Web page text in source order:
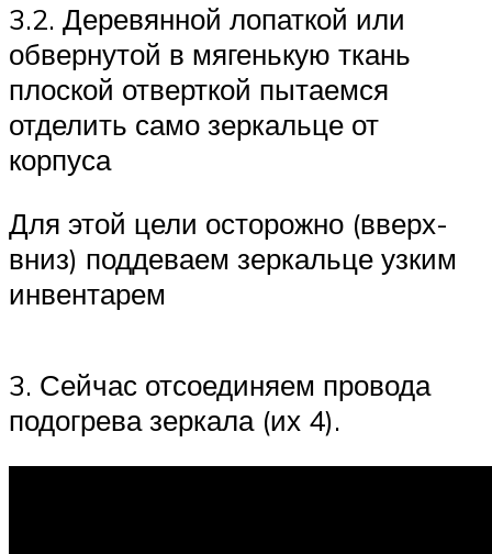
3.2. Деревянной лопаткой или
обвернутой в мягенькую ткань
плоской отверткой пытаемся
отделить само зеркальце от
корпуса
Для этой цели осторожно (вверх-
вниз) поддеваем зеркальце узким
инвентарем
3. Сейчас отсоединяем провода
подогрева зеркала (их 4).